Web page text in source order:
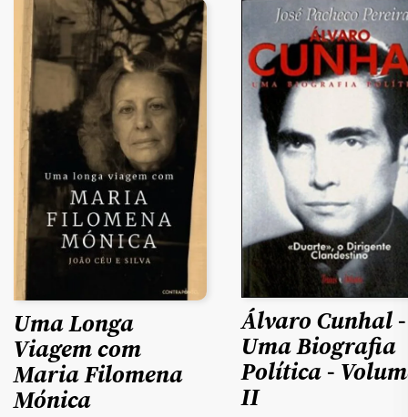
Uma Longa
Viagem com
Maria Filomena
Mónica
Álvaro Cunhal -
Uma Biografia
Política -
II